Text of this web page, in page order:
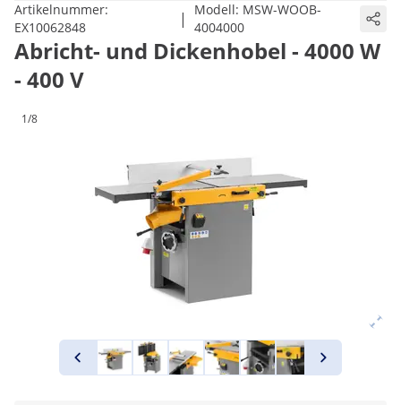
Artikelnummer:
EX10062848
| Modell: MSW-WOOB-
4004000
Abricht- und Dickenhobel - 4000 W
- 400 V
1/8